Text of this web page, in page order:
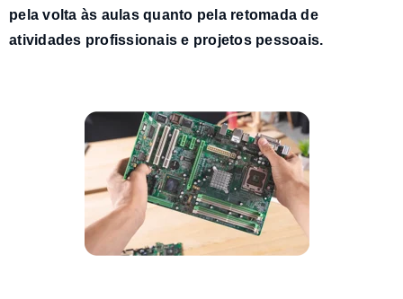
pela volta às aulas quanto pela retomada de
atividades profissionais e projetos pessoais.